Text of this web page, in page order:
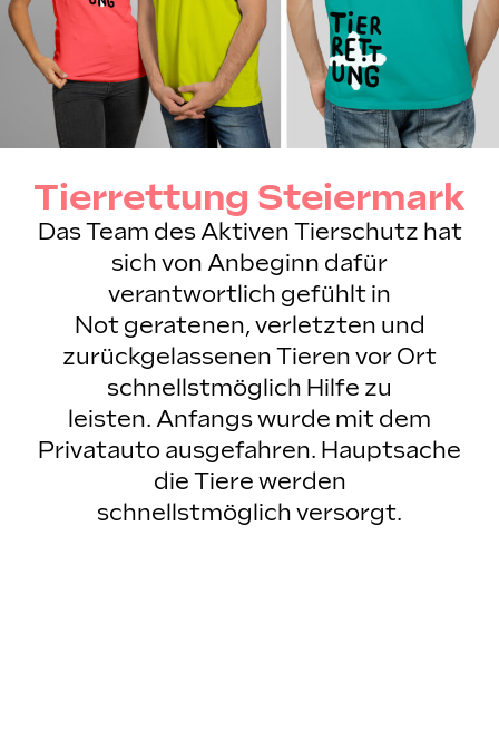
Tierrettung Steiermark
Das Team des Aktiven Tierschutz hat
sich von Anbeginn dafür
verantwortlich gefühlt in
Not geratenen, verletzten und
zurückgelassenen Tieren vor Ort
schnellstmöglich Hilfe zu
leisten. Anfangs wurde mit dem
Privatauto ausgefahren. Hauptsache
die Tiere werden
schnellstmöglich versorgt.